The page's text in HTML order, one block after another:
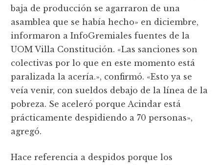
baja de producción se agarraron de una
asamblea que se había hecho» en diciembre,
informaron a InfoGremiales fuentes de la
UOM Villa Constitución. «Las sanciones son
colectivas por lo que en este momento está
paralizada la acería.», confirmó. «Esto ya se
veía venir, con sueldos debajo de la línea de la
pobreza. Se aceleró porque Acindar está
prácticamente despidiendo a 70 personas»,
agregó.
Hace referencia a despidos porque los